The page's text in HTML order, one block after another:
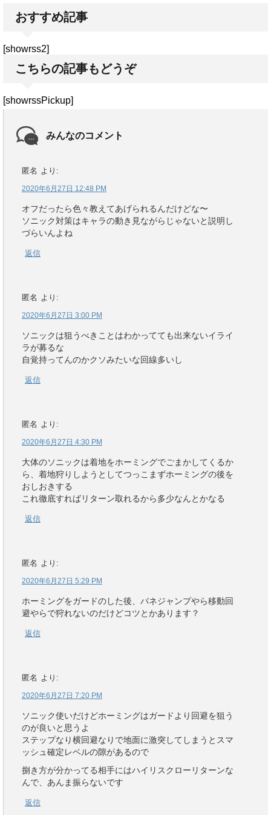
おすすめ記事
[showrss2]
こちらの記事もどうぞ
[showrssPickup]
みんなのコメント
匿名 より:
2020年6月27日 12:48 PM
オフだったら色々教えてあげられるんだけどな〜
ソニック対策はキャラの動き見ながらじゃないと説明し
づらいんよね
返信
匿名 より:
2020年6月27日 3:00 PM
ソニックは狙うべきことはわかってても出来ないイライ
ラが募るな
自覚持ってんのかクソみたいな回線多いし
返信
匿名 より:
2020年6月27日 4:30 PM
大体のソニックは着地をホーミングでごまかしてくるか
ら、着地狩りしようとしてつっこまずホーミングの後を
おしおきする
これ徹底すればリターン取れるから多少なんとかなる
返信
匿名 より:
2020年6月27日 5:29 PM
ホーミングをガードのした後、バネジャンプやら移動回
避やらで狩れないのだけどコツとかあります？
返信
匿名 より:
2020年6月27日 7:20 PM
ソニック使いだけどホーミングはガードより回避を狙う
のが良いと思うよ
ステップなり横回避なりで地面に激突してしまうとスマ
ッシュ確定レベルの隙があるので
捌き方が分かってる相手にはハイリスクローリターンな
んで、あんま振らないです
返信